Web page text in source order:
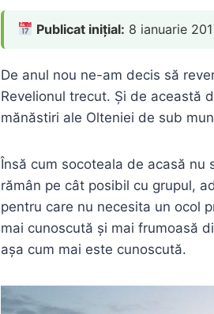
Publicat inițial: 8 ianuarie
De anul nou ne-am decis să
Revelionul trecut. Și de această
mănăstiri ale Olteniei de sub
Însă cum socoteala de acasă nu
rămân pe cât posibil cu grupul,
pentru care nu necesita un ocol
mai cunoscută și mai frumoasă
așa cum mai este cunoscută.